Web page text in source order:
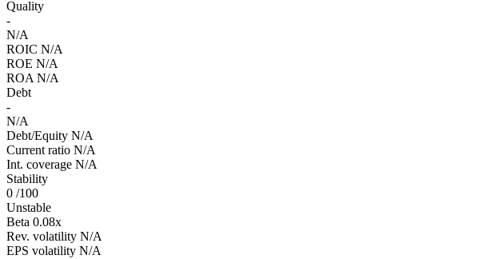
Quality
-
N/A
ROIC N/A
ROE N/A
ROA N/A
Debt
-
N/A
Debt/Equity N/A
Current ratio N/A
Int. coverage N/A
Stability
0 /100
Unstable
Beta 0.08x
Rev. volatility N/A
EPS volatility N/A